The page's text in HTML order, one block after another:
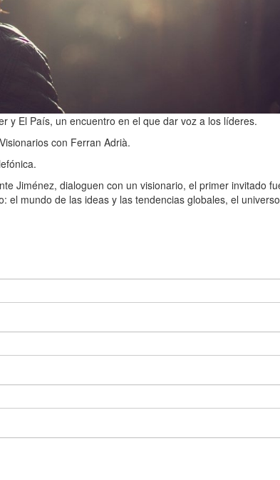
y El País, un encuentro en el que dar voz a los líderes.
con Ferran Adrià.
Jiménez, dialoguen con un visionario, el primer invitado
el mundo de las ideas y las tendencias globales, el universo